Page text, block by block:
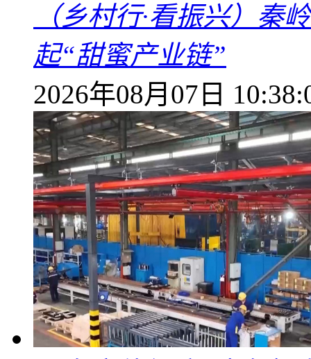
（乡村行·看振兴）秦
起“甜蜜产业链”
2026年08月07日